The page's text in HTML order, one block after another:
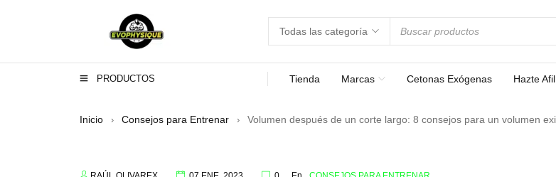
PRODUCTOS Tienda Marcas Cetonas Exógenas Hazte
Inicio › Consejos para Entrenar › Volumen después de un corte largo: 8 consejos para un volumen